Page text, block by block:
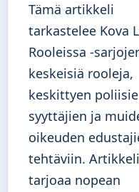
Tämä artikkeli
tarkastelee Kova
Rooleissa -
keskeisiä rooleja,
keskittyen
syyttäjien ja
oikeuden
tehtäviin. Artikkeli
tarjoaa nopean